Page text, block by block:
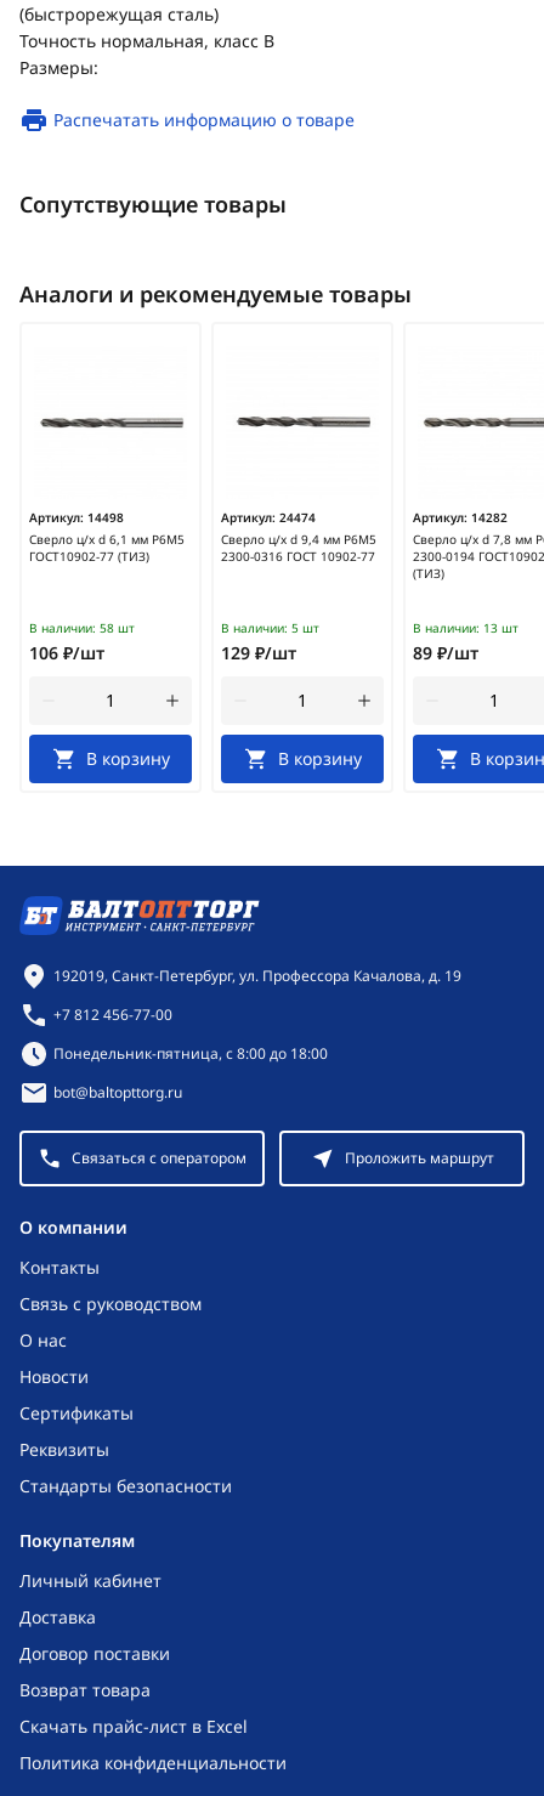
(быстрорежущая сталь)
Точность нормальная, класс В
Размеры:
Распечатать информацию о товаре
Сопутствующие товары
Аналоги и рекомендуемые товары
Артикул: 14498
Сверло ц/х d 6,1 мм Р6М5
ГОСТ10902-77 (ТИЗ)
В наличии: 58 шт
106 ₽/шт
В корзину
Артикул: 24474
Сверло ц/х d 9,4 мм Р6М5
2300-0316 ГОСТ 10902-77
В наличии: 5 шт
129 ₽/шт
В корзину
Артикул: 14282
Сверло ц/х d 7,8 мм
2300-0194
(ТИЗ)
В наличии: 13 шт
89 ₽/шт
В
O компании
Контакты
Связь с руководством
О нас
Новости
Сертификаты
Реквизиты
Стандарты безопасности
Покупателям
Личный кабинет
Доставка
Договор поставки
Возврат товара
Скачать прайс-лист в Excel
Политика конфиденциальности
Контактная информация
192019, Санкт-Петербург, ул. Профессора Качалова, д. 19
+7 812 456-77-00
Режим работы:
Понедельник-пятница, с 8:00 до 18:00
bot@baltopttorg.ru
Связаться с оператором Проложить маршрут